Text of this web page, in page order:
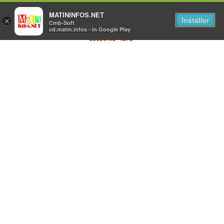
×
MATININFOS.NET
Cmb-Soft
cd.matin.infos - In Google Play
Installer